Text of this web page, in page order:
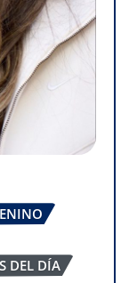
DEL DÍA